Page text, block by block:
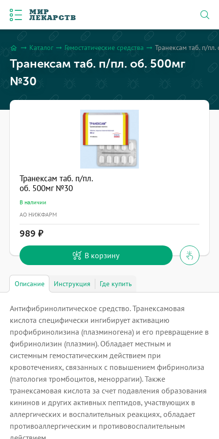
МИР
ЛЕКАРСТВ
home arrow_right_alt Каталог arrow_right_alt Гемостатические средства arrow_right_alt Транексам таб. п/
Транексам таб. п/пл. об. 500мг
№30
Транексам таб. п/пл.
об. 500мг №30
В наличии
АО НИЖФАРМ
989
В корзину
Описание Инструкция Где купить
Антифибринолитическое средство. Транексамовая
кислота специфически ингибирует активацию
профибринолизина (плазминогена) и его превращение в
фибринолизин (плазмин). Обладает местным и
системным гемостатическим действием при
кровотечениях, связанных с повышением фибринолиза
(патология тромбоцитов, меноррагии). Также
транексамовая кислота за счет подавления образования
кининов и других активных пептидов, участвующих в
аллергических и воспалительных реакциях, обладает
противоаллергическим и противовоспалительным